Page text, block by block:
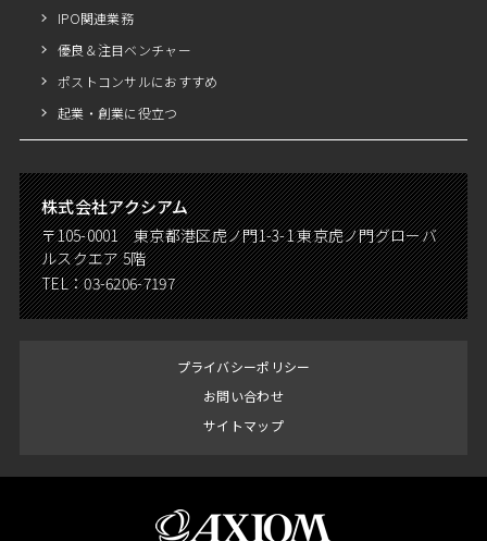
IPO関連業務
優良＆注目ベンチャー
ポストコンサルにおすすめ
起業・創業に役立つ
株式会社アクシアム
〒105-0001 東京都港区虎ノ門1-3-1 東京虎ノ門グローバ
ルスクエア 5階
TEL：03-6206-7197
プライバシーポリシー
お問い合わせ
サイトマップ